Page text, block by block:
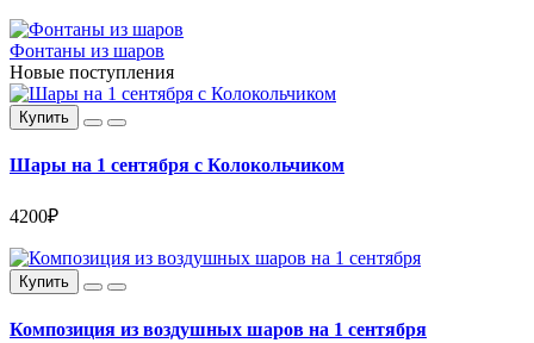
Фонтаны из шаров
Новые поступления
Купить
Шары на 1 сентября с Колокольчиком
4200₽
Купить
Композиция из воздушных шаров на 1 сентября